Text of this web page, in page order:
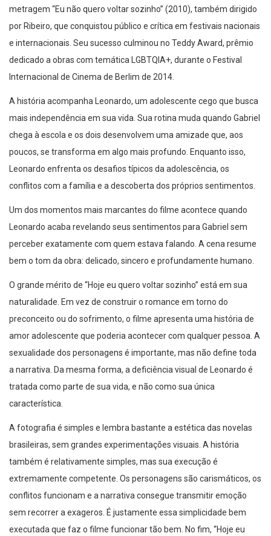
por Ribeiro, que conquistou público e crítica em festivais nacionais
e internacionais. Seu sucesso culminou no Teddy Award, prêmio
dedicado a obras com temática LGBTQIA+, durante o Festival
Internacional de Cinema de Berlim de 2014.
mais independência em sua vida. Sua rotina muda quando Gabriel
chega à escola e os dois desenvolvem uma amizade que, aos
poucos, se transforma em algo mais profundo. Enquanto isso,
Leonardo enfrenta os desafios típicos da adolescência, os
conflitos com a família e a descoberta dos próprios sentimentos.
Leonardo acaba revelando seus sentimentos para Gabriel sem
perceber exatamente com quem estava falando. A cena resume
bem o tom da obra: delicado, sincero e profundamente humano.
naturalidade. Em vez de construir o romance em torno do
preconceito ou do sofrimento, o filme apresenta uma história de
amor adolescente que poderia acontecer com qualquer pessoa. A
sexualidade dos personagens é importante, mas não define toda
a narrativa. Da mesma forma, a deficiência visual de Leonardo é
tratada como parte de sua vida, e não como sua única
característica.
brasileiras, sem grandes experimentações visuais. A história
também é relativamente simples, mas sua execução é
extremamente competente. Os personagens são carismáticos, os
conflitos funcionam e a narrativa consegue transmitir emoção
sem recorrer a exageros. É justamente essa simplicidade bem
executada que faz o filme funcionar tão bem. No fim, “Hoje eu
quero voltar sozinho” merece toda a repercussão positiva que